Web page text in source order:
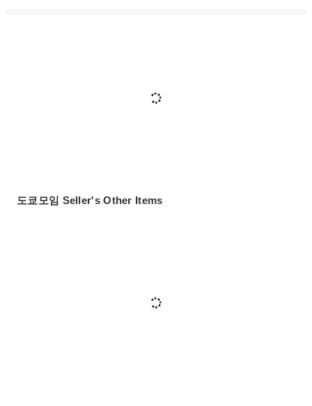
도쿄모임 Seller's Other Items